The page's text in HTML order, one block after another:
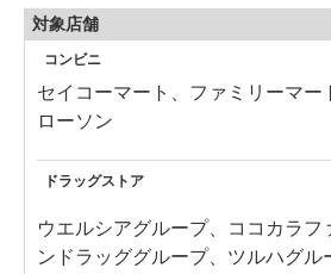
対象店舗
コンビニ
セイコーマート、ファミリーマー
ローソン
ドラッグストア
ウエルシアグループ、ココカラフ
ンドラッググループ、ツルハグル